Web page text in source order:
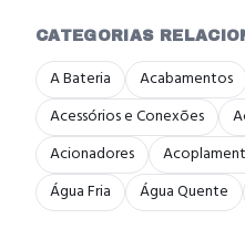
CATEGORIAS
A Bateria Acabamentos
Acessórios e Conexões
Acionadores
Água Fria
Água Quente